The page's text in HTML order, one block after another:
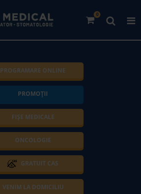
0
PROGRAMARE ONLINE
PROMOȚII
FIȘE MEDICALE
ONCOLOGIE
GRATUIT CAS
VENIM LA DOMICILIU